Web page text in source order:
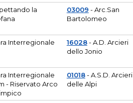
la
03009 - Arc.San
Bartolomeo
Interregionale 16028- A.D. Arcieri
dello Jonio
Interregionale
- Riservato Arco
01018- A.S.D. Arcieri
delle Alpi